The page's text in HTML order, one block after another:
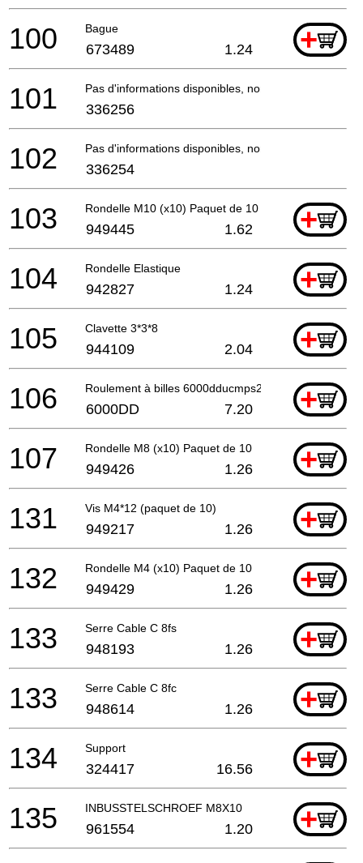
Bague +
100 673489 1.24
Pas d'informations disponibles, non commandable
101 336256
Pas d'informations disponibles, non commandable
102 336254
Rondelle M10 (x10) Paquet de 10 +
103 949445 1.62
Rondelle Elastique +
104 942827 1.24
Clavette 3*3*8 +
105 944109 2.04
Roulement à billes 6000dducmps2s +
106 6000DD 7.20
Rondelle M8 (x10) Paquet de 10 +
107 949426 1.26
Vis M4*12 (paquet de 10) +
131 949217 1.26
Rondelle M4 (x10) Paquet de 10 +
132 949429 1.26
Serre Cable C 8fs +
133 948193 1.26
Serre Cable C 8fc +
133 948614 1.26
Support +
134 324417 16.56
INBUSSTELSCHROEF M8X10 +
135 961554 1.20